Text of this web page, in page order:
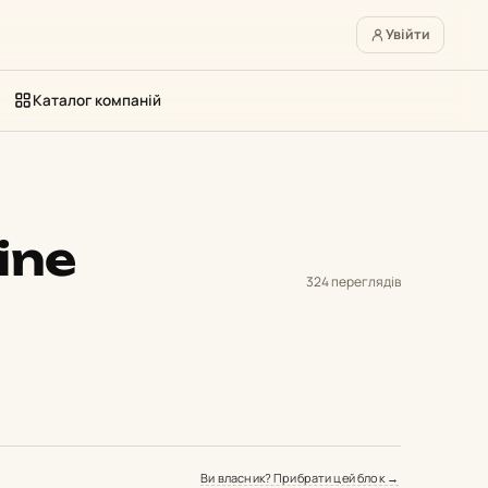
Увійти
Каталог компаній
324 переглядів
Ви власник? Прибрати цей блок →